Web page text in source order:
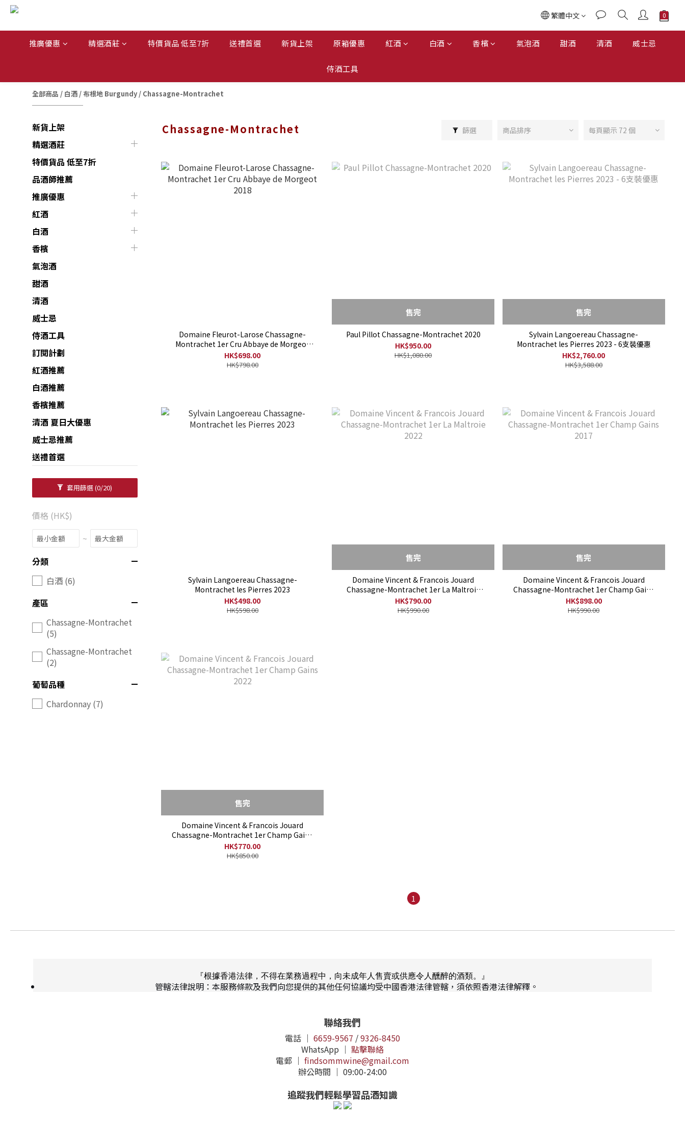
繁體中文
推廣優惠 精選酒莊 特價貨品 低至7折 送禮首選 新貨上架 原箱優惠 紅酒 白酒 香檳 氣泡酒 甜酒 清酒 威士忌
侍酒工具
全部商品 / 白酒 /布根地 Burgundy / Chassagne-Montrachet
新貨上架
精選酒莊
特價貨品 低至7折
品酒師推薦
推廣優惠
紅酒
白酒
香檳
氣泡酒
甜酒
清酒
威士忌
侍酒工具
訂閱計劃
紅酒推薦
白酒推薦
香檳推薦
清酒 夏日大優惠
威士忌推薦
送禮首選
套用篩選(0/20)
價格 (HK$)
~
分類
白酒 (6)
產區
Chassagne-Montrachet
(5)
Chassagne-Montrachet
(2)
葡萄品種
Chardonnay (7)
Chassagne-Montrachet 篩選 商品排序 每頁顯示 72 個
Domaine Fleurot-Larose Chassagne-
Montrachet 1er Cru Abbaye de Morgeot
2018
HK$698.00
HK$798.00
售完
Paul Pillot Chassagne-Montrachet 2020
HK$950.00
HK$1,080.00
售完
Sylvain Langoereau Chassagne-
Montrachet les Pierres 2023 - 6支裝優惠
HK$2,760.00
HK$3,588.00
Sylvain Langoereau Chassagne-
Montrachet les Pierres 2023
HK$498.00
HK$598.00
售完
Domaine Vincent & Francois Jouard
Chassagne-Montrachet 1er La Maltroie
2022
HK$790.00
HK$990.00
售完
Domaine Vincent & Francois Jouard
Chassagne-Montrachet 1er Champ Gains
2017
HK$898.00
HK$990.00
售完
Domaine Vincent & Francois Jouard
Chassagne-Montrachet 1er Champ Gains
2022
HK$770.00
HK$850.00
1
『根據香港法律，不得在業務過程中，向未成年人售賣或供應令人醺醉的酒類。』
管轄法律說明：本服務條款及我們向您提供的其他任何協議均受中國香港法律管轄，須依照香港法律解釋。
聯絡我們
電話 ｜ 6659-9567 /9326-8450
WhatsApp ｜ 點擊聯絡
電郵 ｜ findsommwine@gmail.com
辦公時間 ｜ 09:00-24:00
追蹤我們輕鬆學習品酒知識